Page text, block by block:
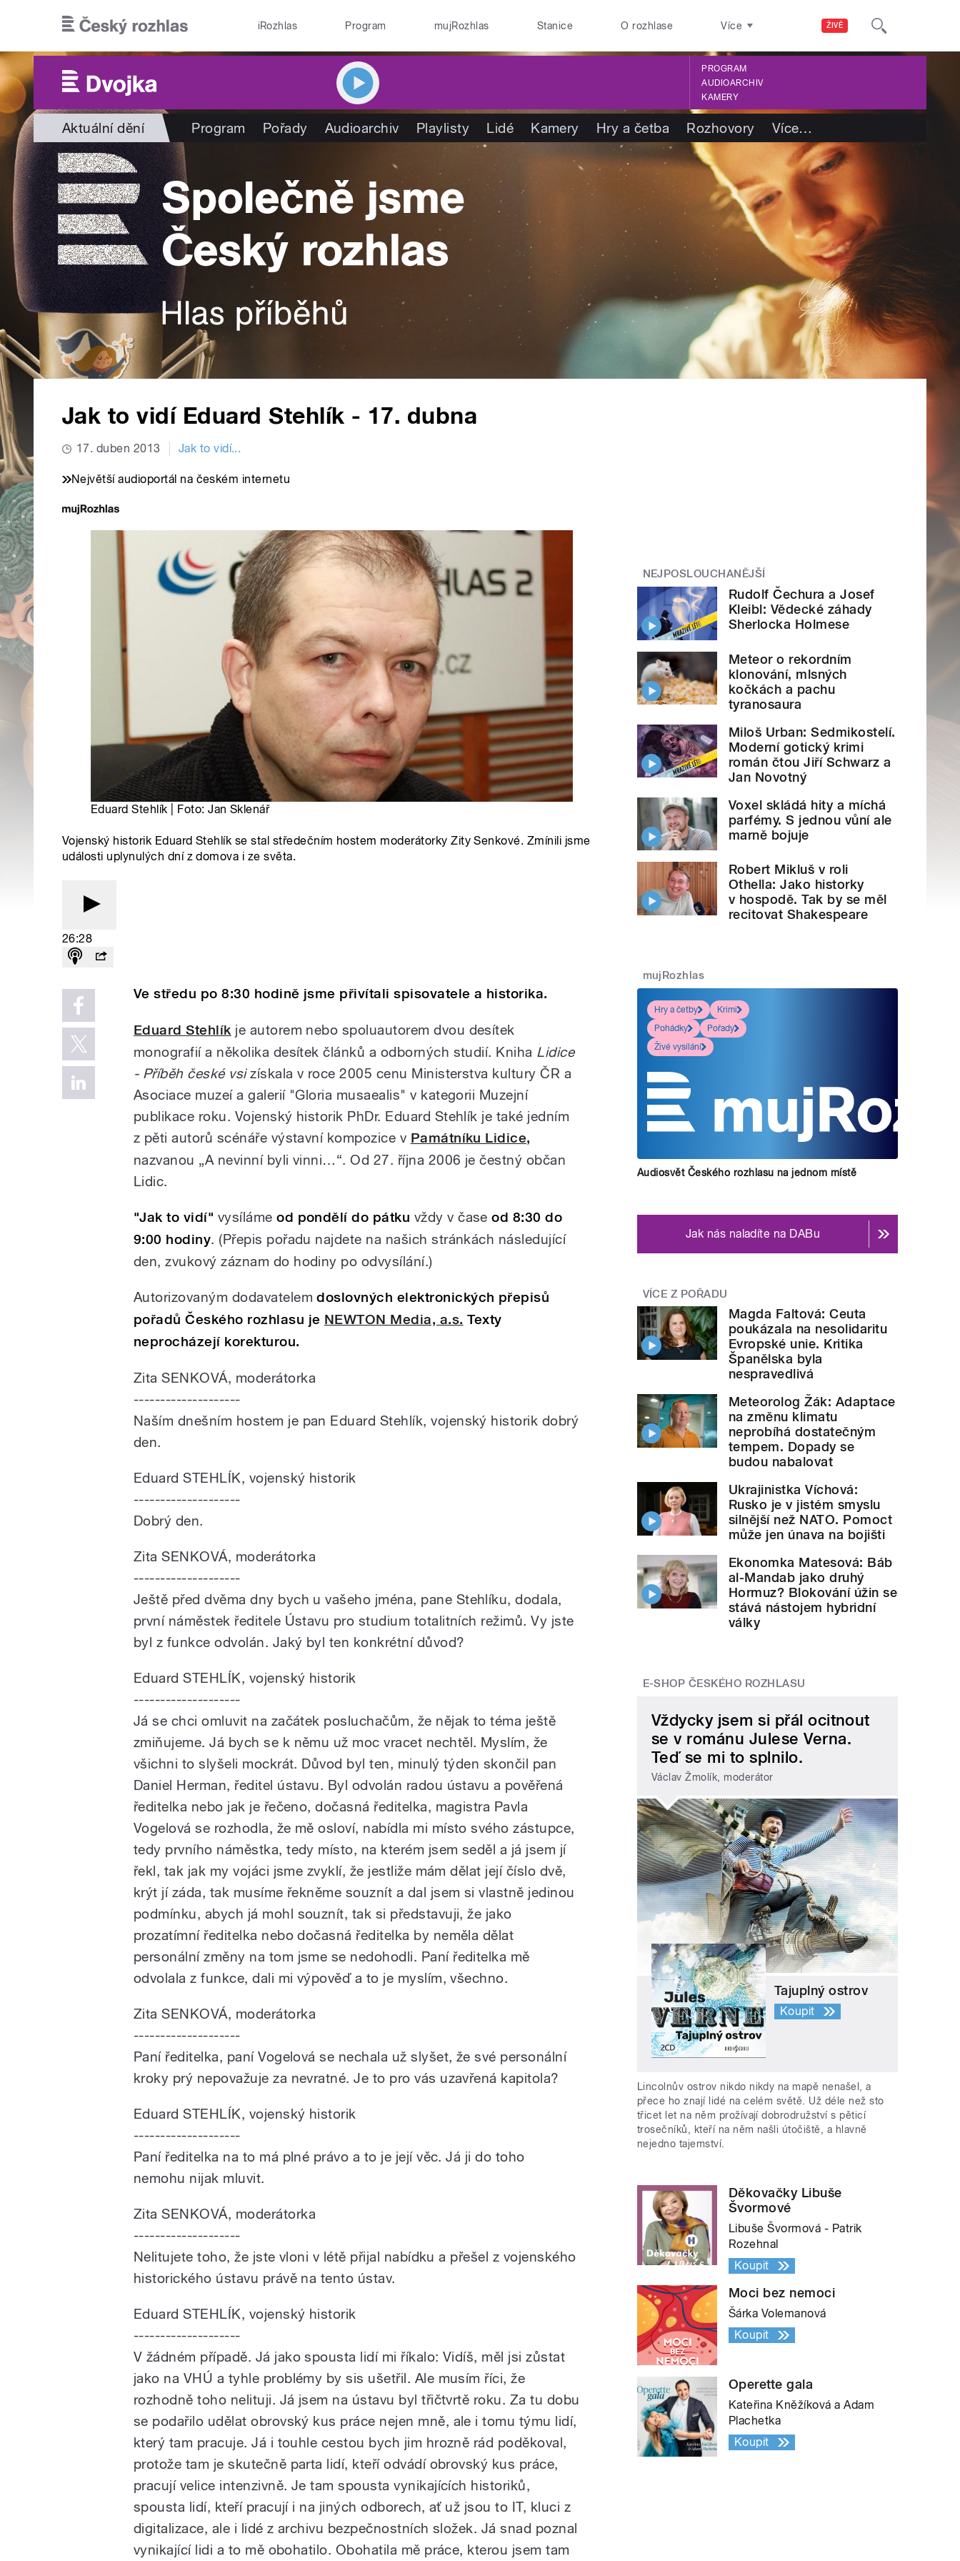
ŽIVĚ
iRozhlas Program mujRozhlas Stanice O rozhlase Více
PROGRAM
AUDIOARCHIV
KAMERY
Aktuální dění Program Pořady Audioarchiv Playlisty Lidé Kamery Hry a četba Rozhovory Více…
Jak to vidí Eduard Stehlík - 17. dubna
17. duben 2013 Jak to vidí...
Největší audioportál na českém internetu
Eduard Stehlík | Foto: Jan Sklenář
Vojenský historik Eduard Stehlík se stal středečním hostem moderátorky Zity Senkové. Zmínili jsme
události uplynulých dní z domova i ze světa.
26:28
Ve středu po 8:30 hodině jsme přivítali spisovatele a historika.
Eduard Stehlík je autorem nebo spoluautorem dvou desítek
monografií a několika desítek článků a odborných studií. Kniha Lidice
- Příběh české vsizískala v roce 2005 cenu Ministerstva kultury ČR a
Asociace muzeí a galerií "Gloria musaealis" v kategorii Muzejní
publikace roku. Vojenský historik PhDr. Eduard Stehlík je také jedním
z pěti autorů scénáře výstavní kompozice v Památníku Lidice,
nazvanou „A nevinní byli vinni…“. Od 27. října 2006 je čestný občan
Lidic.
"Jak to vidí" vysílámeod pondělí do pátku vždy v čase od 8:30 do
9:00 hodiny. (Přepis pořadu najdete na našich stránkách následující
den, zvukový záznam do hodiny po odvysílání.)
Autorizovaným dodavatelem doslovných elektronických přepisů
pořadů Českého rozhlasu je NEWTON Media, a.s. Texty
neprocházejí korekturou.
Zita SENKOVÁ, moderátorka
--------------------
Naším dnešním hostem je pan Eduard Stehlík, vojenský historik dobrý
den.
Eduard STEHLÍK, vojenský historik
--------------------
Dobrý den.
Zita SENKOVÁ, moderátorka
--------------------
Ještě před dvěma dny bych u vašeho jména, pane Stehlíku, dodala,
první náměstek ředitele Ústavu pro studium totalitních režimů. Vy jste
byl z funkce odvolán. Jaký byl ten konkrétní důvod?
Eduard STEHLÍK, vojenský historik
--------------------
Já se chci omluvit na začátek posluchačům, že nějak to téma ještě
zmiňujeme. Já bych se k němu už moc vracet nechtěl. Myslím, že
všichni to slyšeli mockrát. Důvod byl ten, minulý týden skončil pan
Daniel Herman, ředitel ústavu. Byl odvolán radou ústavu a pověřená
ředitelka nebo jak je řečeno, dočasná ředitelka, magistra Pavla
Vogelová se rozhodla, že mě osloví, nabídla mi místo svého zástupce,
tedy prvního náměstka, tedy místo, na kterém jsem seděl a já jsem jí
řekl, tak jak my vojáci jsme zvyklí, že jestliže mám dělat její číslo dvě,
krýt jí záda, tak musíme řekněme souznít a dal jsem si vlastně jedinou
podmínku, abych já mohl souznít, tak si představuji, že jako
prozatímní ředitelka nebo dočasná ředitelka by neměla dělat
personální změny na tom jsme se nedohodli. Paní ředitelka mě
odvolala z funkce, dali mi výpověď a to je myslím, všechno.
Zita SENKOVÁ, moderátorka
--------------------
Paní ředitelka, paní Vogelová se nechala už slyšet, že své personální
kroky prý nepovažuje za nevratné. Je to pro vás uzavřená kapitola?
Eduard STEHLÍK, vojenský historik
--------------------
Paní ředitelka na to má plné právo a to je její věc. Já ji do toho
nemohu nijak mluvit.
Zita SENKOVÁ, moderátorka
--------------------
Nelitujete toho, že jste vloni v létě přijal nabídku a přešel z vojenského
historického ústavu právě na tento ústav.
Eduard STEHLÍK, vojenský historik
--------------------
V žádném případě. Já jako spousta lidí mi říkalo: Vidíš, měl jsi zůstat
jako na VHÚ a tyhle problémy by sis ušetřil. Ale musím říci, že
rozhodně toho nelituji. Já jsem na ústavu byl třičtvrtě roku. Za tu dobu
se podařilo udělat obrovský kus práce nejen mně, ale i tomu týmu lidí,
který tam pracuje. Já i touhle cestou bych jim hrozně rád poděkoval,
protože tam je skutečně parta lidí, kteří odvádí obrovský kus práce,
pracují velice intenzivně. Je tam spousta vynikajících historiků,
spousta lidí, kteří pracují i na jiných odborech, ať už jsou to IT, kluci z
digitalizace, ale i lidé z archivu bezpečnostních složek. Já snad poznal
vynikající lidi a to mě obohatilo. Obohatila mě práce, kterou jsem tam
NEJPOSLOUCHANĚJŠÍ
Rudolf Čechura a Josef
Kleibl: Vědecké záhady
Sherlocka Holmese
Meteor o rekordním
klonování, mlsných
kočkách a pachu
tyranosaura
Miloš Urban: Sedmikostelí.
Moderní gotický krimi
román čtou Jiří Schwarz a
Jan Novotný
Voxel skládá hity a míchá
parfémy. S jednou vůní ale
marně bojuje
Robert Mikluš v roli
Othella: Jako historky
v hospodě. Tak by se měl
recitovat Shakespeare
mujRozhlas
Hry a četby
Krimi
Pohádky
Pořady
Živé vysílání
Audiosvět Českého rozhlasu na jednom místě
Jak nás naladíte na DABu
VÍCE Z POŘADU
Magda Faltová: Ceuta
poukázala na nesolidaritu
Evropské unie. Kritika
Španělska byla
nespravedlivá
Meteorolog Žák: Adaptace
na změnu klimatu
neprobíhá dostatečným
tempem. Dopady se
budou nabalovat
Ukrajinistka Víchová:
Rusko je v jistém smyslu
silnější než NATO. Pomoct
může jen únava na bojišti
Ekonomka Matesová: Báb
al-Mandab jako druhý
Hormuz? Blokování úžin se
stává nástojem hybridní
války
E-SHOP ČESKÉHO ROZHLASU
Vždycky jsem si přál ocitnout
se v románu Julese Verna.
Teď se mi to splnilo.
Václav Žmolík, moderátor
Tajuplný ostrov
Koupit
Lincolnův ostrov nikdo nikdy na mapě nenašel, a
přece ho znají lidé na celém světě. Už déle než sto
třicet let na něm prožívají dobrodružství s pěticí
trosečníků, kteří na něm našli útočiště, a hlavně
nejedno tajemství.
Děkovačky Libuše
Švormové
Libuše Švormová - Patrik
Rozehnal
Koupit
Moci bez nemoci
Šárka Volemanová
Koupit
Operette gala
Kateřina Kněžíková a Adam
Plachetka
Koupit